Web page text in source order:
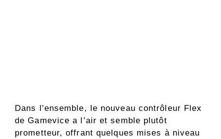
Dans l’ensemble, le nouveau contrôleur Flex
de Gamevice a l’air et semble plutôt
prometteur, offrant quelques mises à niveau